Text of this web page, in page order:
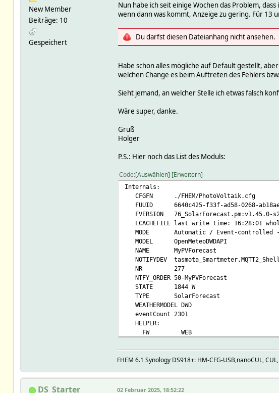
New Member
Beiträge: 10
Gespeichert
Nun habe ich seit einige Wochen das Problem,
wenn dann was kommt, Anzeige zu gering. Für 13
Du darfst diesen Dateianhang nicht ansehen.
Habe schon alles mögliche auf Default gestellt,
welchen Change es beim Auftreten des Fehlers
Sieht jemand, an welcher Stelle ich etwas falsch
Wäre super, danke.
Gruß
Holger
P.S.: Hier noch das List des Moduls:
Code Auswählen Erweitern
Internals:
CFGFN ./FHEM/PhotoVoltaik.cfg
FUUID 6640c425-f33f-ad58-0268-
FVERSION 76_SolarForecast.pm:v1.45.0-
LCACHEFILE last write time: 16:28:01
MODE Automatic / Event-controlled -
MODEL OpenMeteoDWDAPI
NAME MyPVForecast
NOTIFYDEV
NR 277
NTFY_ORDER 50-MyPVForecast
STATE 1844 W
TYPE SolarForecast
WEATHERMODEL DWD
eventCount 2301
HELPER:
FW WEB
S10DONE 1
SPGDETAIL
SPGROOM
VERSION 1.45.0
FHEM 6.1 Synology DS918+: HM-CFG-USB,nanoCUL,
DS_Starter 02 Februar 2025, 18:52:22